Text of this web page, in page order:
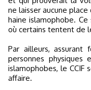
ne laisser aucune
haine islamophobe. Ce
où certains tentent de
Par ailleurs,
personnes
islamophobes, le
affaire.